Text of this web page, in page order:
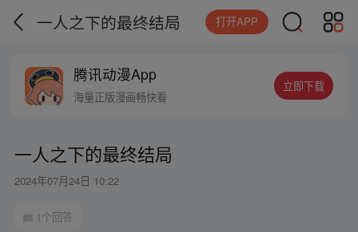
一人之下的最终结局 打开APP
腾讯动漫App
海量正版漫画畅快看
立即下载
一人之下的最终结局
2024年07月24日 10:22
1个回答